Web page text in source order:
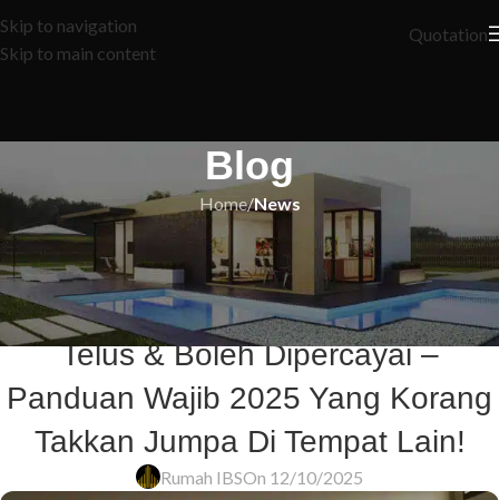
Skip to navigation
Skip to main content
Quotation
Blog
Home/News
NEWS
🚨 Kena Tipu RM50,000? 8 Rahsia
Pilih Kontraktor Rumah Yang 100%
Telus & Boleh Dipercayai –
Panduan Wajib 2025 Yang Korang
Takkan Jumpa Di Tempat Lain!
Rumah IBSOn 12/10/2025